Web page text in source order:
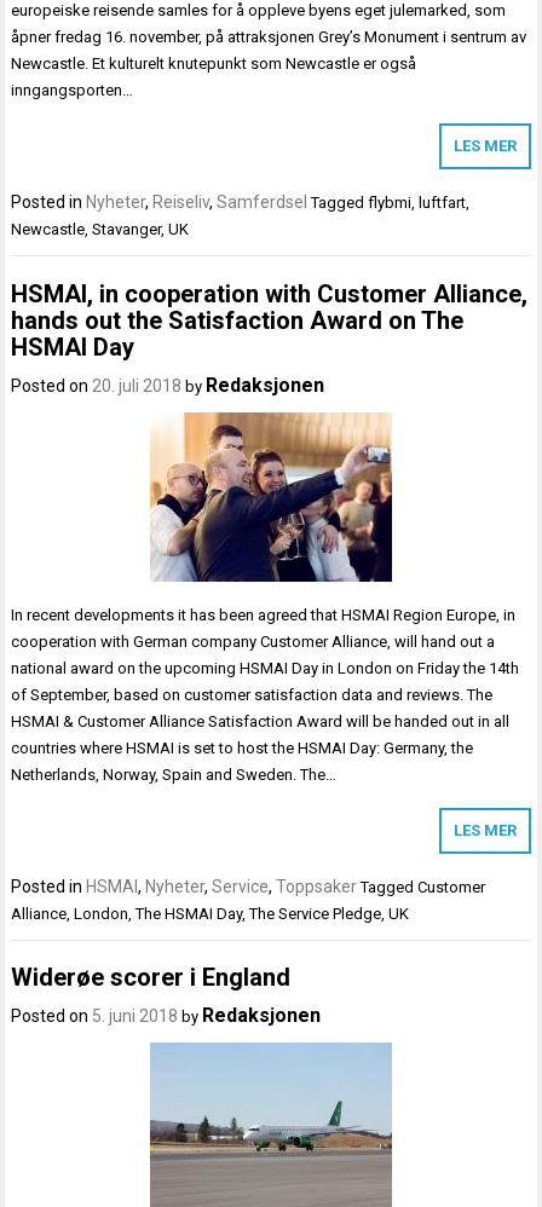
europeiske reisende samles for å oppleve byens eget julemarked, som
åpner fredag 16. november, på attraksjonen Grey’s Monument i sentrum av
Newcastle. Et kulturelt knutepunkt som Newcastle er også
inngangsporten…
LES MER
Posted in Nyheter, Reiseliv,Samferdsel Taggedflybmi, luftfart,
Newcastle,Stavanger,UK
HSMAI, in cooperation with Customer Alliance,
hands out the Satisfaction Award on The
HSMAI Day
Posted on 20. juli 2018 by Redaksjonen
In recent developments it has been agreed that HSMAI Region Europe, in
cooperation with German company Customer Alliance, will hand out a
national award on the upcoming HSMAI Day in London on Friday the 14th
of September, based on customer satisfaction data and reviews. The
HSMAI & Customer Alliance Satisfaction Award will be handed out in all
countries where HSMAI is set to host the HSMAI Day: Germany, the
Netherlands, Norway, Spain and Sweden. The…
LES MER
Posted in HSMAI, Nyheter,Service,Toppsaker TaggedCustomer
Alliance ,London ,The HSMAI Day,The Service Pledge ,UK
Widerøe scorer i England
Posted on 5. juni 2018 by Redaksjonen